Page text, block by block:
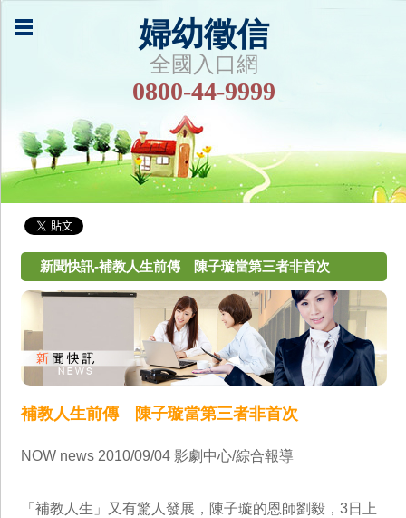
婦幼徵信
全國入口網
0800-44-9999
新聞快訊-補教人生前傳 陳子璇當第三者非首次
補教人生前傳 陳子璇當第三者非首次
NOW news 2010/09/04 影劇中心/綜合報導
「補教人生」又有驚人發展，陳子璇的恩師劉毅，3日上